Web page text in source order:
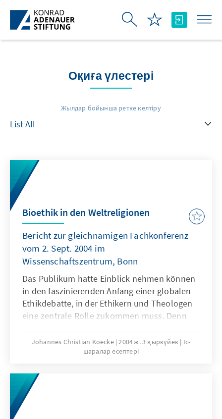
Skip to Main Content
Оқиға үлестері
Жылдар бойынша ретке келтіру
Bioethik in den Weltreligionen
Bericht zur gleichnamigen Fachkonferenz
vom 2. Sept. 2004 im
Wissenschaftszentrum, Bonn
Das Publikum hatte Einblick nehmen können
in den faszinierenden Anfang einer globalen
Ethikdebatte, in der Ethikern und Theologen
eine zentrale Rolle zukommen muss. Denn
nach der roten Linie, die nicht überschritten
werden darf und überall drängt es andere,
Johannes Christian Koecke 2004 ж. 3 қыркүйек
Іс-
шаралар есептері